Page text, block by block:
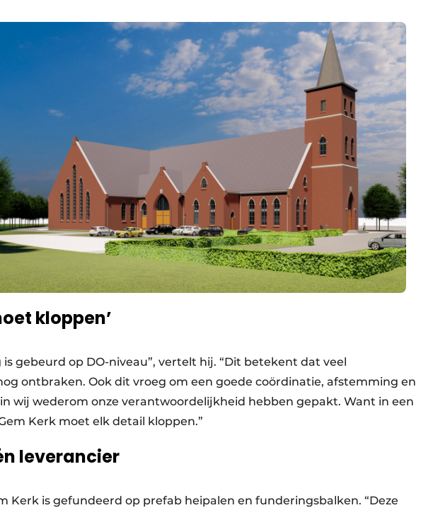
kloppen’
is gebeurd op DO-niveau”, vertelt hij. “Dit betekent dat veel
ontbraken. Ook dit vroeg om een goede coördinatie, afstemming en
wij wederom onze verantwoordelijkheid hebben gepakt. Want in een
Kerk moet elk detail kloppen.”
leverancier
Kerk is gefundeerd op prefab heipalen en funderingsbalken. “Deze